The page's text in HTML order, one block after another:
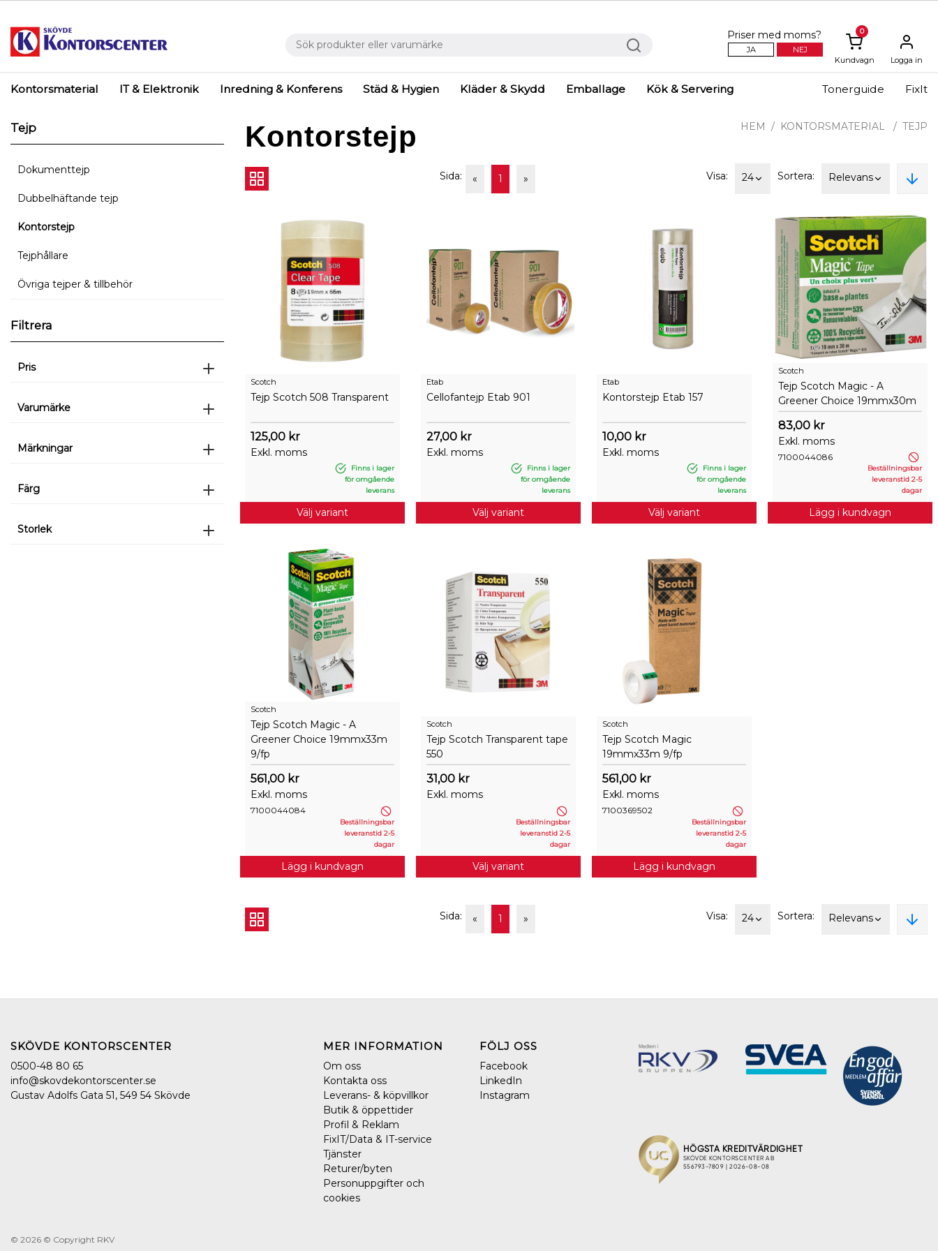
Priser med moms?
JA NEJ
0
Kundvagn Logga in
Kontorsmaterial IT & Elektronik Inredning & Konferens Städ & Hygien Kläder & Skydd Emballage Kök & Servering Tonerguide FixIt
Tejp
Dokumenttejp
Dubbelhäftande tejp
Kontorstejp
Tejphållare
Övriga tejper & tillbehör
Filtrera
Pris
Varumärke
Märkningar
Färg
Storlek
HEM KONTORSMATERIAL TEJP
Kontorstejp
Sida: « 1 » Visa: 24 Sortera: Relevans
Scotch
Tejp Scotch 508 Transparent
125,00 kr
Exkl. moms
Finns i lager
för omgående
leverans
Välj variant
Etab
Cellofantejp Etab 901
27,00 kr
Exkl. moms
Finns i lager
för omgående
leverans
Välj variant
Etab
Kontorstejp Etab 157
10,00 kr
Exkl. moms
Finns i lager
för omgående
leverans
Välj variant
Scotch
Tejp Scotch Magic - A
Greener Choice 19mmx30m
83,00 kr
Exkl. moms
7100044086
Beställningsbar
leveranstid 2-5
dagar
Lägg i kundvagn
Scotch
Tejp Scotch Magic - A
Greener Choice 19mmx33m
9/fp
561,00 kr
Exkl. moms
7100044084
Beställningsbar
leveranstid 2-5
dagar
Lägg i kundvagn
Scotch
Tejp Scotch Transparent tape
550
31,00 kr
Exkl. moms
Beställningsbar
leveranstid 2-5
dagar
Välj variant
Scotch
Tejp Scotch Magic
19mmx33m 9/fp
561,00 kr
Exkl. moms
7100369502
Beställningsbar
leveranstid 2-5
dagar
Lägg i kundvagn
Sida: « 1 » Visa: 24 Sortera: Relevans
SKÖVDE KONTORSCENTER
0500-48 80 65
info@skovdekontorscenter.se
Gustav Adolfs Gata 51, 549 54 Skövde
MER INFORMATION
Om oss
Kontakta oss
Leverans- & köpvillkor
Butik & öppettider
Profil & Reklam
FixIT/Data & IT-service
Tjänster
Returer/byten
Personuppgifter och
cookies
FÖLJ OSS
Facebook
LinkedIn
Instagram
© 2026 © Copyright RKV